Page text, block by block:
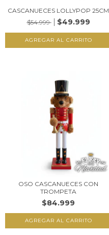
CASCANUECES LOLLYPOP 25CM
$54.999
$49.999
OSO CASCANUECES CON
TROMPETA
$84.999